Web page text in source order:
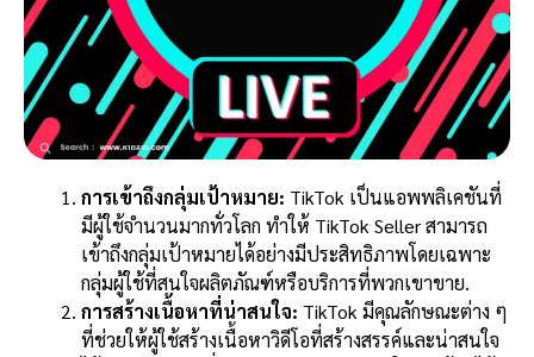
การเข้าถึงกลุ่มเป้าหมาย: TikTok เป็นแอพพลิเคชันที่
มีผู้ใช้จำนวนมากทั่วโลก ทำให้ TikTok Seller สามารถ
เข้าถึงกลุ่มเป้าหมายได้อย่างมีประสิทธิภาพโดยเฉพาะ
กลุ่มผู้ใช้ที่สนใจผลิตภัณฑ์หรือบริการที่พวกเขาขาย.
การสร้างเนื้อหาที่น่าสนใจ: TikTok มีคุณลักษณะต่าง ๆ
ที่ช่วยให้ผู้ใช้สร้างเนื้อหาวิดีโอที่สร้างสรรค์และน่าสนใจ